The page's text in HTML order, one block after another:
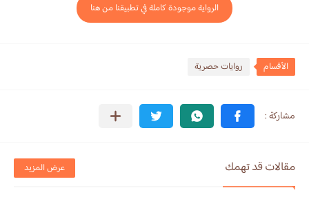
الرواية موجودة كاملة في تطبيقنا من هنا
الأقسام روايات حصرية
مقالات قد تهمك عرض المزيد